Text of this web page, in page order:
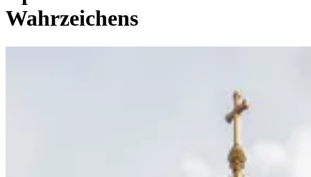
Wahrzeichens